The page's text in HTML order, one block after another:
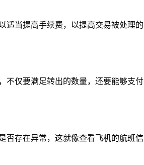
适当提高手续费，以提高交易被处
仅要满足转出的数量，还要能够支
存在异常，这就像查看飞机的航班